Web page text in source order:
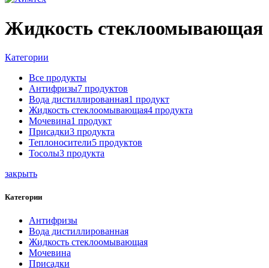
Жидкость стеклоомывающая
Категории
Все продукты
Антифризы7 продуктов
Вода дистиллированная1 продукт
Жидкость стеклоомывающая4 продукта
Мочевина1 продукт
Присадки3 продукта
Теплоносители5 продуктов
Тосолы3 продукта
закрыть
Категории
Антифризы
Вода дистиллированная
Жидкость стеклоомывающая
Мочевина
Присадки